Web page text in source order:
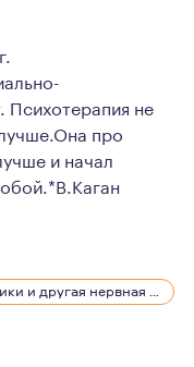
Психотерапия не
про
и начал
чтобы Вы
Странные повторяющиеся действия, тики и другая нервная симптоматика